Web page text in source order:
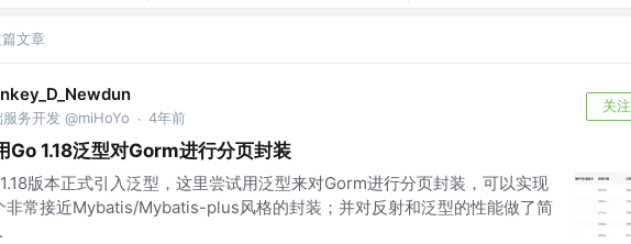
文章
务开发 @miHoYo · 4年前
关注
Go 1.18泛型对Gorm进行分页封装
版本正式引入泛型，这里尝试用泛型来对Gorm进行分页封装，可以实现
非常接近Mybatis/Mybatis-plus风格的封装；并对反射和泛型的性能做了简